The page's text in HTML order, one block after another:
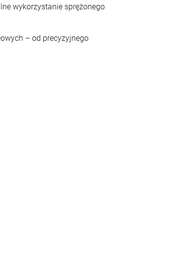
wykorzystanie sprężonego
– od precyzyjnego